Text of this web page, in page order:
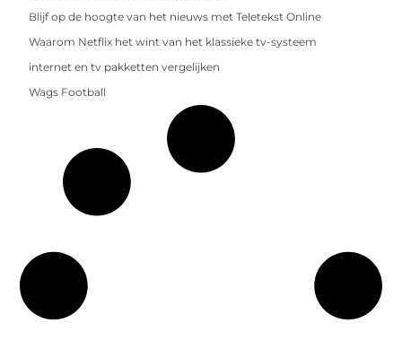
Blijf op de hoogte van het nieuws met Teletekst Online
Waarom Netflix het wint van het klassieke tv-systeem
internet en tv pakketten vergelijken
Wags Football